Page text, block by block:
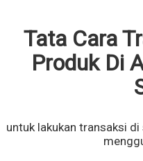
Tata Cara
Produk Di
untuk lakukan transaksi